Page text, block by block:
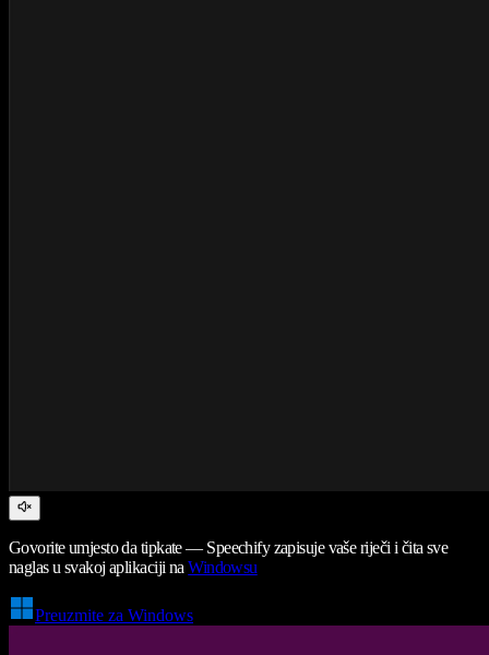
Govorite umjesto da tipkate — Speechify zapisuje vaše riječi i čita sve
naglas u svakoj aplikaciji naWindowsu
Preuzmite za Windows